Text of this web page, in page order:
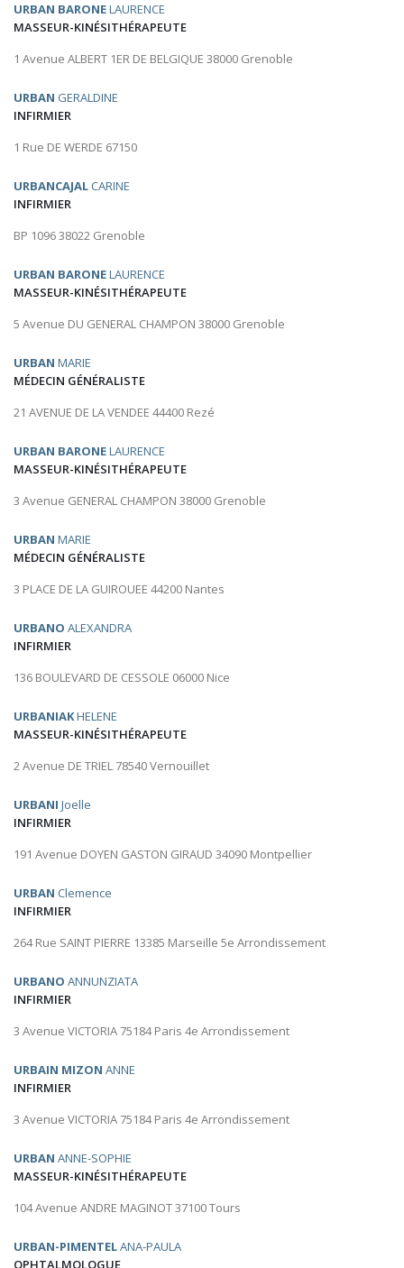
URBAN BARONELAURENCE
MASSEUR-KINÉSITHÉRAPEUTE
1 Avenue ALBERT 1ER DE BELGIQUE 38000 Grenoble
URBAN GERALDINE
INFIRMIER
1 Rue DE WERDE 67150
URBANCAJAL CARINE
INFIRMIER
BP 1096 38022 Grenoble
URBAN BARONELAURENCE
MASSEUR-KINÉSITHÉRAPEUTE
5 Avenue DU GENERAL CHAMPON 38000 Grenoble
URBAN MARIE
MÉDECIN GÉNÉRALISTE
21 AVENUE DE LA VENDEE 44400 Rezé
URBAN BARONELAURENCE
MASSEUR-KINÉSITHÉRAPEUTE
3 Avenue GENERAL CHAMPON 38000 Grenoble
URBAN MARIE
MÉDECIN GÉNÉRALISTE
3 PLACE DE LA GUIROUEE 44200 Nantes
URBANO ALEXANDRA
INFIRMIER
136 BOULEVARD DE CESSOLE 06000 Nice
URBANIAKHELENE
MASSEUR-KINÉSITHÉRAPEUTE
2 Avenue DE TRIEL 78540 Vernouillet
URBANI Joelle
INFIRMIER
191 Avenue DOYEN GASTON GIRAUD 34090 Montpellier
URBAN Clemence
INFIRMIER
264 Rue SAINT PIERRE 13385 Marseille 5e Arrondissement
URBANO ANNUNZIATA
INFIRMIER
3 Avenue VICTORIA 75184 Paris 4e Arrondissement
URBAIN MIZON ANNE
INFIRMIER
3 Avenue VICTORIA 75184 Paris 4e Arrondissement
URBAN ANNE-SOPHIE
MASSEUR-KINÉSITHÉRAPEUTE
104 Avenue ANDRE MAGINOT 37100 Tours
URBAN-PIMENTELANA-PAULA
OPHTALMOLOGUE